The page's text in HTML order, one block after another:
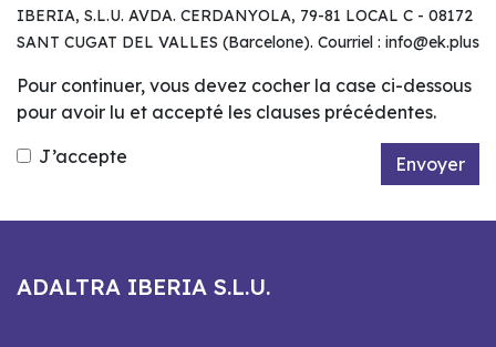
IBERIA, S.L.U. AVDA. CERDANYOLA, 79-81 LOCAL C - 08172
SANT CUGAT DEL VALLES (Barcelone). Courriel : info@ek.plus
Pour continuer, vous devez cocher la case ci-dessous
pour avoir lu et accepté les clauses précédentes.
J’accepte
Envoyer
ADALTRA IBERIA S.L.U.